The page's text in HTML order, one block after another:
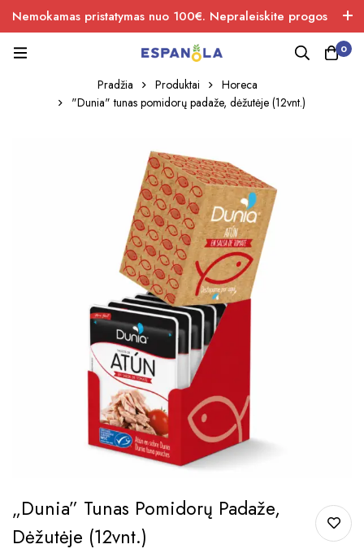
Nemokamas pristatymas nuo 100€. Nepraleiskite progos
įsigiti naujos produkcijos.
0
Pradžia Produktai
Horeca
"Dunia" tunas pomidorų padaže, dėžutėje (12vnt.)
„Dunia” Tunas Pomidorų Padaže,
Dėžutėje (12vnt.)